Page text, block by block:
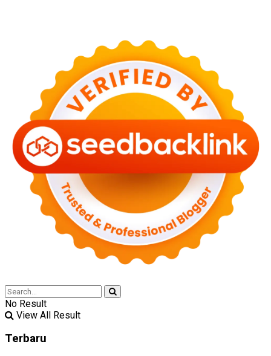
No Result
View All Result
Terbaru